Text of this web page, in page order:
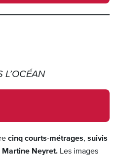
L’OCÉAN
cinq courts-métrages, suivis
Martine Neyret. Les images